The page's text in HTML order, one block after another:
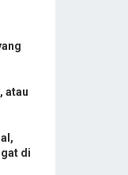
atau
di